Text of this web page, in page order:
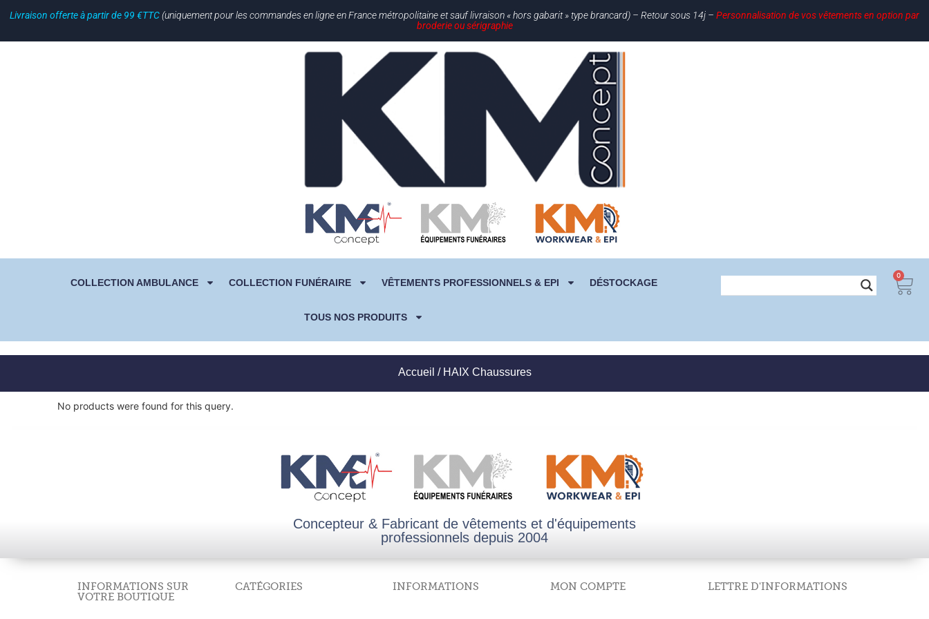
Livraison offerte à partir de 99 €TTC(uniquement pour les commandes en ligne en France métropolitaine et sauf livraison « hors gabarit » type brancard) – Retour sous 14j – Personnalisation de vos vêtements en option par
broderie ou sérigraphie
COLLECTION AMBULANCE COLLECTION FUNÉRAIRE VÊTEMENTS PROFESSIONNELS & EPI DÉSTOCKAGE
TOUS NOS PRODUITS
0
Accueil / HAIX Chaussures
No products were found for this query.
Concepteur & Fabricant de vêtements et d'équipements
professionnels depuis 2004
INFORMATIONS SUR
VOTRE BOUTIQUE
CATÉGORIES INFORMATIONS MON COMPTE LETTRE D'INFORMATIONS